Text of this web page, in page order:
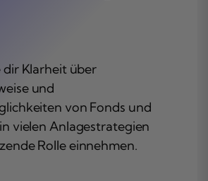
dir Klarheit über
und
von Fonds und
vielen Anlagestrategien
Rolle einnehmen.